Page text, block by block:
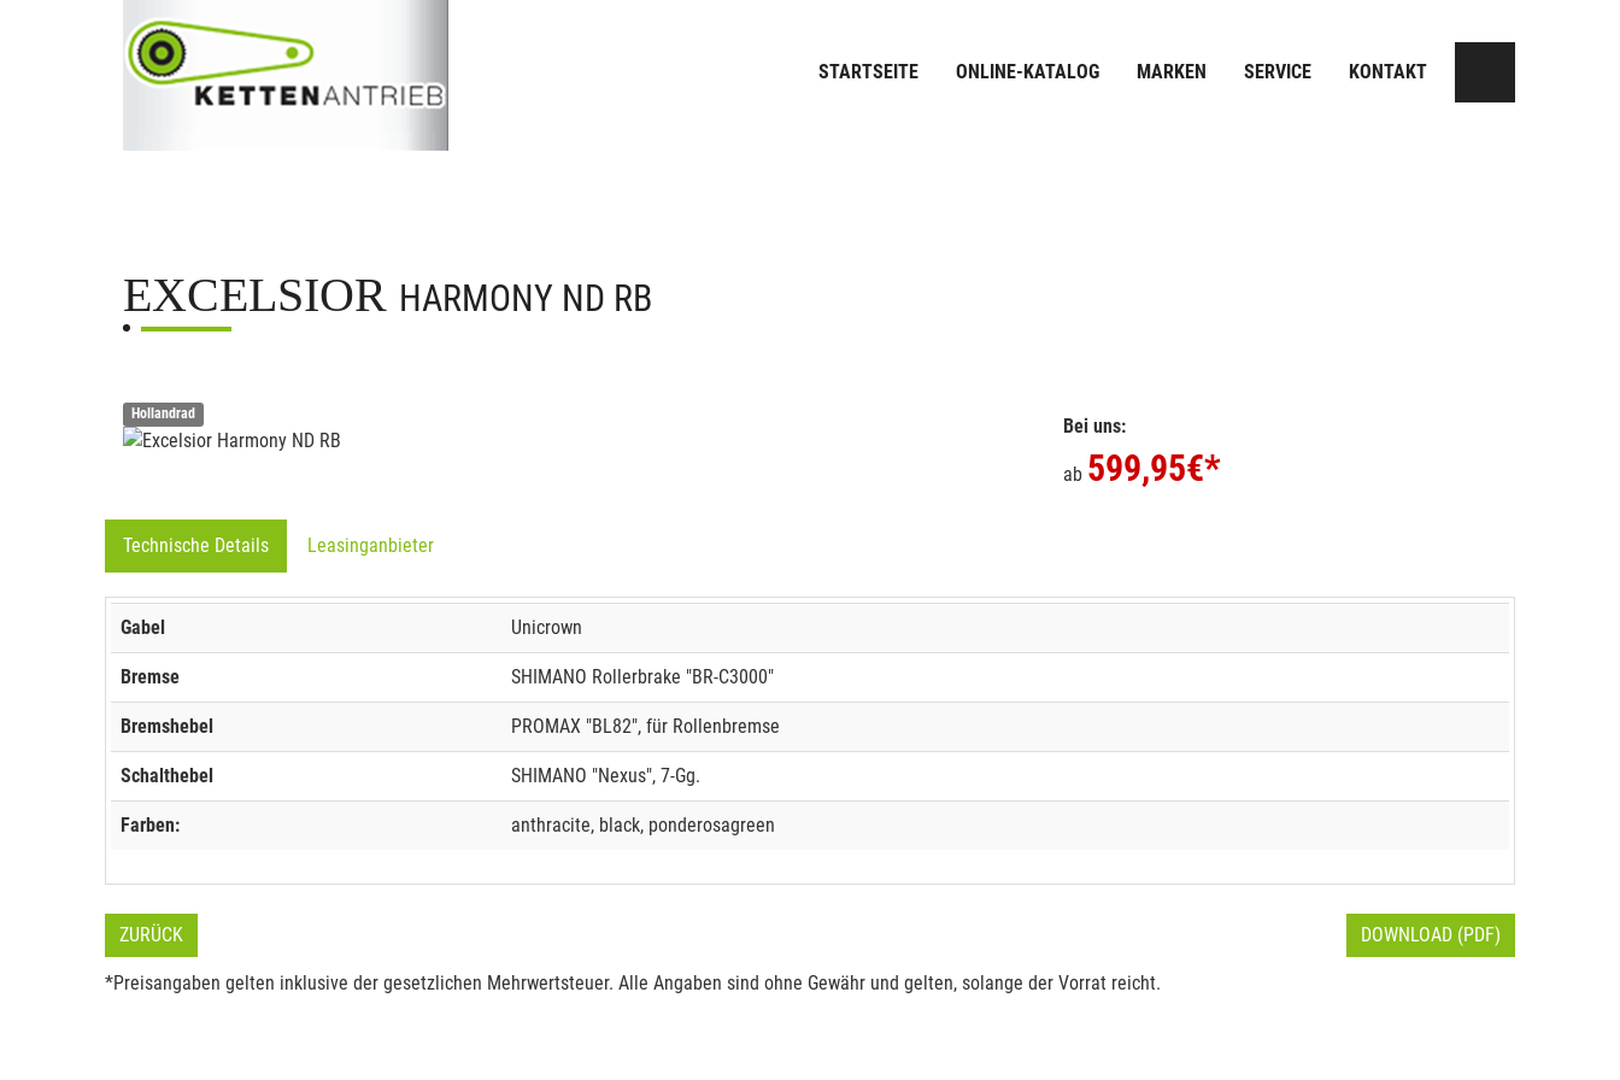
STARTSEITE ONLINE-KATALOG MARKEN SERVICE KONTAKT
EXCELSIOR HARMONY ND RB
Hollandrad
Bei uns:
ab 599,95€*
Technische Details Leasinganbieter
Gabel Unicrown
Bremse SHIMANO Rollerbrake "BR-C3000"
Bremshebel PROMAX "BL82", für Rollenbremse
Schalthebel SHIMANO "Nexus", 7-Gg.
Farben: anthracite, black, ponderosagreen
ZURÜCK DOWNLOAD (PDF)
*Preisangaben gelten inklusive der gesetzlichen Mehrwertsteuer. Alle Angaben sind ohne Gewähr und gelten, solange der Vorrat reicht.